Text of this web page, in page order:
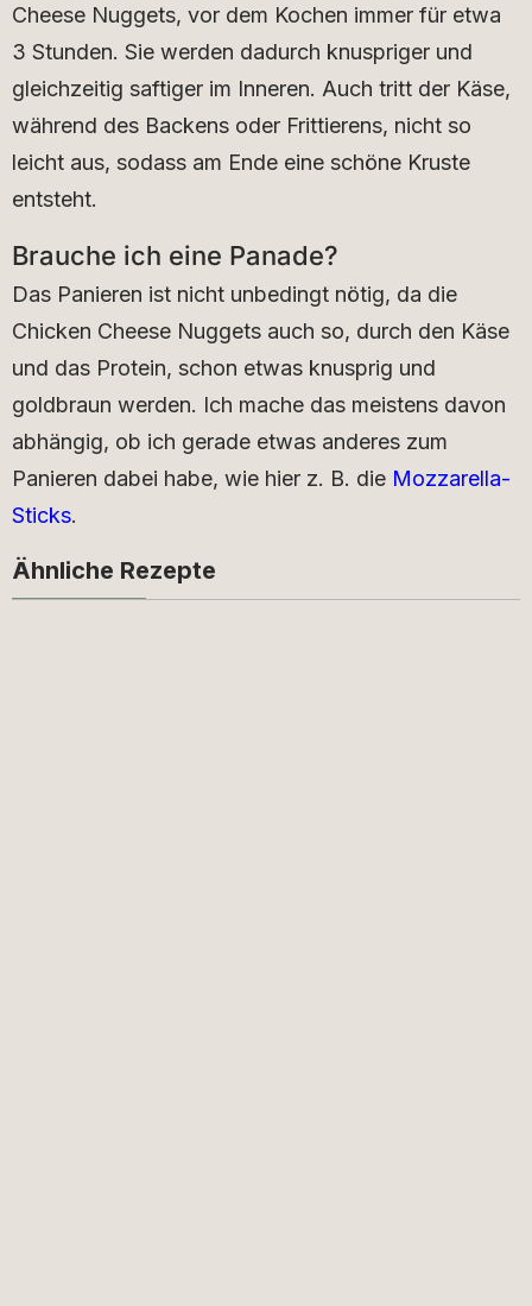
Cheese Nuggets, vor dem Kochen immer für etwa
3 Stunden. Sie werden dadurch knuspriger und
gleichzeitig saftiger im Inneren. Auch tritt der Käse,
während des Backens oder Frittierens, nicht so
leicht aus, sodass am Ende eine schöne Kruste
entsteht.
Brauche ich eine Panade?
Das Panieren ist nicht unbedingt nötig, da die
Chicken Cheese Nuggets auch so, durch den Käse
und das Protein, schon etwas knusprig und
goldbraun werden. Ich mache das meistens davon
abhängig, ob ich gerade etwas anderes zum
Panieren dabei habe, wie hier z. B. die Mozzarella-
Sticks.
Ähnliche Rezepte